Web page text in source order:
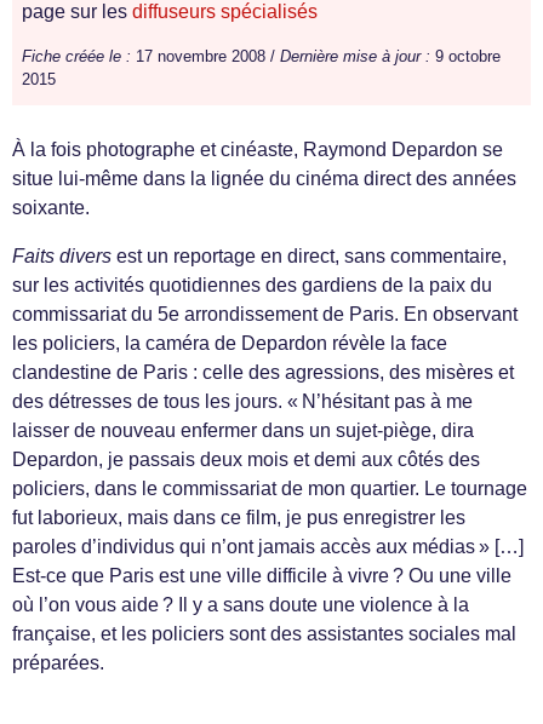
page sur les diffuseurs spécialisés
Fiche créée le : 17 novembre 2008 / Dernière mise à jour : 9 octobre
2015
À la fois photographe et cinéaste, Raymond Depardon se
situe lui-même dans la lignée du cinéma direct des années
soixante.
Faits divers est un reportage en direct, sans commentaire,
sur les activités quotidiennes des gardiens de la paix du
commissariat du 5e arrondissement de Paris. En observant
les policiers, la caméra de Depardon révèle la face
clandestine de Paris : celle des agressions, des misères et
des détresses de tous les jours. « N’hésitant pas à me
laisser de nouveau enfermer dans un sujet-piège, dira
Depardon, je passais deux mois et demi aux côtés des
policiers, dans le commissariat de mon quartier. Le tournage
fut laborieux, mais dans ce film, je pus enregistrer les
paroles d’individus qui n’ont jamais accès aux médias » […]
Est-ce que Paris est une ville difficile à vivre ? Ou une ville
où l’on vous aide ? Il y a sans doute une violence à la
française, et les policiers sont des assistantes sociales mal
préparées.